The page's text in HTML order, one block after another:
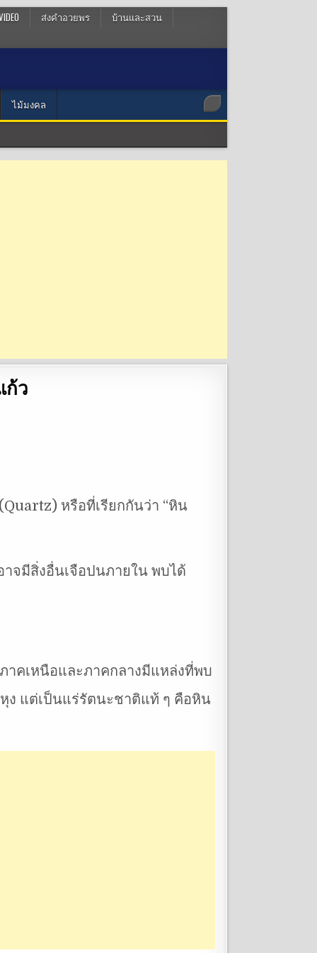
ส่งคำอวยพร
บ้านและสวน
ไม้มงคล
ก้ว
หรือที่เรียกกันว่า “หิน
จมีสิ่งอื่นเจือปนภายใน พบได้
าคเหนือและภาคกลางมีแหล่งที่พบ
ง แต่เป็นแร่รัตนะชาติแท้ ๆ คือหิน